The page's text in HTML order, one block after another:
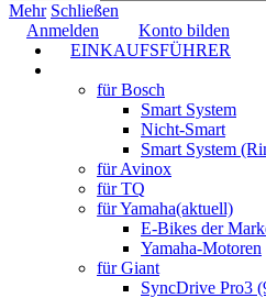
Mehr Schließen
Anmelden
Konto bilden
EINKAUFSFÜHRER
für Bosch
Smart System
Nicht-Smart
Smart System
für Avinox
für TQ
für Yamaha(aktuell)
E-Bikes der
Yamaha-Motoren
für Giant
SyncDrive Pro3